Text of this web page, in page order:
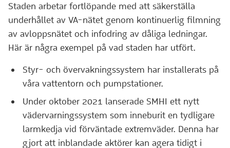
Staden arbetar fortlöpande med att säkerställa
underhållet av VA-nätet genom kontinuerlig filmning
av avloppsnätet och infodring av dåliga ledningar.
Här är några exempel på vad staden har utfört.
Styr- och övervakningssystem har installerats på
våra vattentorn och pumpstationer.
Under oktober 2021 lanserade SMHI ett nytt
vädervarningssystem som inneburit en tydligare
larmkedja vid förväntade extremväder. Denna har
gjort att inblandade aktörer kan agera tidigt i